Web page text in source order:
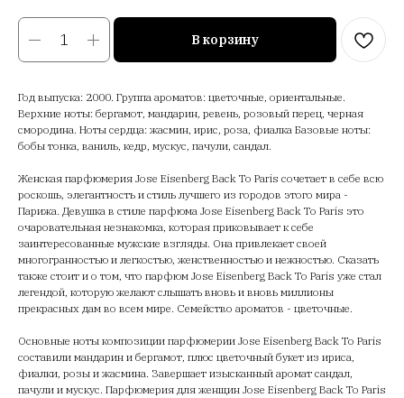
В корзину
Год выпуска: 2000. Группа ароматов: цветочные, ориентальные.
Верхние ноты: бергамот, мандарин, ревень, розовый перец, черная
смородина. Ноты сердца: жасмин, ирис, роза, фиалка Базовые ноты:
бобы тонка, ваниль, кедр, мускус, пачули, сандал.
Женская парфюмерия Jose Eisenberg Back To Paris сочетает в себе всю
роскошь, элегантность и стиль лучшего из городов этого мира -
Парижа. Девушка в стиле парфюма Jose Eisenberg Back To Paris это
очаровательная незнакомка, которая приковывает к себе
заинтересованные мужские взгляды. Она привлекает своей
многогранностью и легкостью, женственностью и нежностью. Сказать
также стоит и о том, что парфюм Jose Eisenberg Back To Paris уже стал
легендой, которую желают слышать вновь и вновь миллионы
прекрасных дам во всем мире. Семейство ароматов - цветочные.
Основные ноты композиции парфюмерии Jose Eisenberg Back To Paris
составили мандарин и бергамот, плюс цветочный букет из ириса,
фиалки, розы и жасмина. Завершает изысканный аромат сандал,
пачули и мускус. Парфюмерия для женщин Jose Eisenberg Back To Paris